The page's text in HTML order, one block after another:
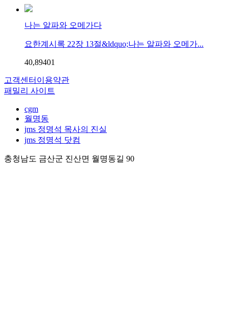
나는 알파와 오메가다
요한계시록 22장 13절&ldquo;나는 알파와 오메가...
40,89401
고객센터 이용약관
패밀리 사이트
cgm
월명동
jms 정명석 목사의 진실
jms 정명석 닷컴
충청남도 금산군 진산면 월명동길 90